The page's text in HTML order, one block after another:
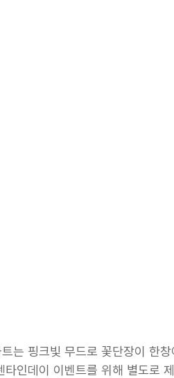
는 핑크빛 무드로 꽃단장이 한
인데이 이벤트를 위해 별도로